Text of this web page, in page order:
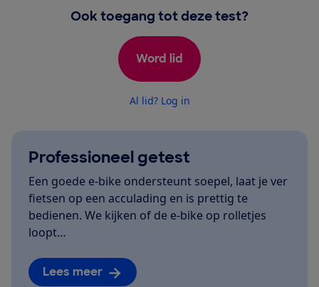
Ook toegang tot deze test?
Word lid
Al lid? Log in
Professioneel getest
Een goede e-bike ondersteunt soepel, laat je ver
fietsen op een acculading en is prettig te
bedienen. We kijken of de e-bike op rolletjes
loopt…
Lees meer